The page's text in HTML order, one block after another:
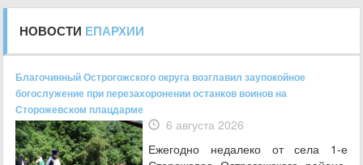
НОВОСТИ ЕПАРХИИ
Благочинный Острогожского округа возглавил заупокойное
богослужение при перезахоронении останков воинов на
Сторожевском плацдарме
6 августа 2026
Ежегодно недалеко от села 1-е